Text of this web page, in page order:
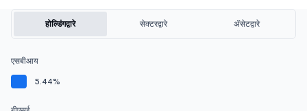
होल्डिंगद्वारे सेक्टरद्वारे ॲसेटद्वारे
एसबीआय
5.44%